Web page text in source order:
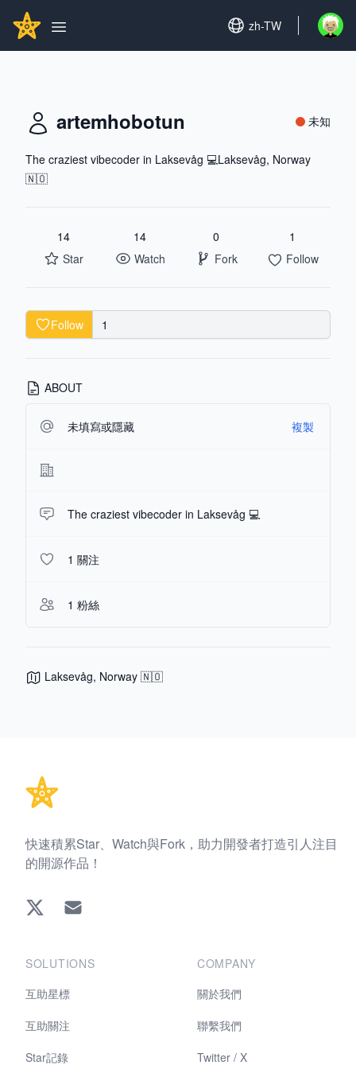
GITHUBSTAR
Open main menu
Set language
zh-TW Open
artemhobotun 未知
The craziest vibecoder in Laksevåg 💻Laksevåg, Norway
🇳🇴
14
Star
14
Watch
0
Fork
1
Follow
Follow 1
ABOUT
未填寫或隱藏 複製
The craziest vibecoder in Laksevåg 💻
1 關注
1 粉絲
Laksevåg, Norway 🇳🇴
快速積累Star、Watch與Fork，助力開發者打造引人注目
的開源作品！
Twitter EMAIL
SOLUTIONS
互助星標
互助關注
Star記錄
COMPANY
關於我們
聯繫我們
Twitter / X